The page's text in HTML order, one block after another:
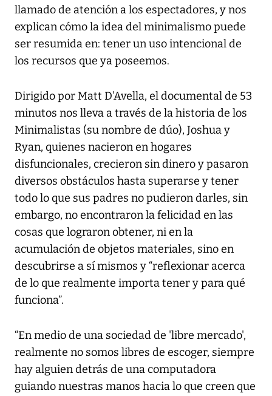
llamado de atención a los espectadores, y nos
explican cómo la idea del minimalismo puede
ser resumida en: tener un uso intencional de
los recursos que ya poseemos.
Dirigido por Matt D'Avella, el documental de 53
minutos nos lleva a través de la historia de los
Minimalistas (su nombre de dúo), Joshua y
Ryan, quienes nacieron en hogares
disfuncionales, crecieron sin dinero y pasaron
diversos obstáculos hasta superarse y tener
todo lo que sus padres no pudieron darles, sin
embargo, no encontraron la felicidad en las
cosas que lograron obtener, ni en la
acumulación de objetos materiales, sino en
descubrirse a sí mismos y “reflexionar acerca
de lo que realmente importa tener y para qué
funciona”.
“En medio de una sociedad de 'libre mercado',
realmente no somos libres de escoger, siempre
hay alguien detrás de una computadora
guiando nuestras manos hacia lo que creen que